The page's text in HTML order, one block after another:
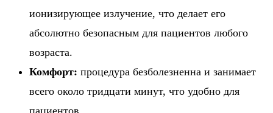
ионизирующее излучение, что делает его
абсолютно безопасным для пациентов любого
возраста.
Комфорт: процедура безболезненна и занимает
всего около тридцати минут, что удобно для
пациентов.